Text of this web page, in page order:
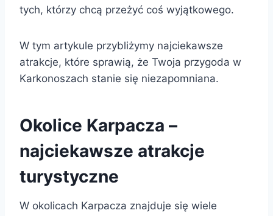
tych, którzy chcą przeżyć coś wyjątkowego.
W tym artykule przybliżymy najciekawsze
atrakcje, które sprawią, że Twoja przygoda w
Karkonoszach stanie się niezapomniana.
Okolice Karpacza –
najciekawsze atrakcje
turystyczne
W okolicach Karpacza znajduje się wiele